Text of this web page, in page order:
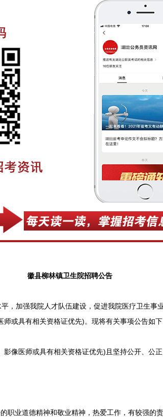
徽县柳林镇卫生院招聘公告
加强我院人才队伍建设，促进我院医疗卫生事
或具有相关资格证优先)。现将有关事项公告如下
医师或具有相关资格证优先)且坚持公开、公正
业道德精神和敬业精神，热爱工作，有较强的